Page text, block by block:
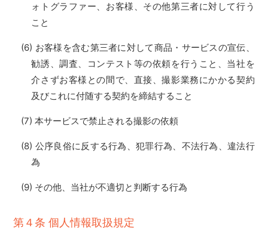
ォトグラファー、お客様、その他第三者に対して行う
こと
お客様を含む第三者に対して商品・サービスの宣伝、
勧誘、調査、コンテスト等の依頼を行うこと、当社を
介さずお客様との間で、直接、撮影業務にかかる契約
及びこれに付随する契約を締結すること
本サービスで禁止される撮影の依頼
公序良俗に反する行為、犯罪行為、不法行為、違法行
為
その他、当社が不適切と判断する行為
第４条 個人情報取扱規定